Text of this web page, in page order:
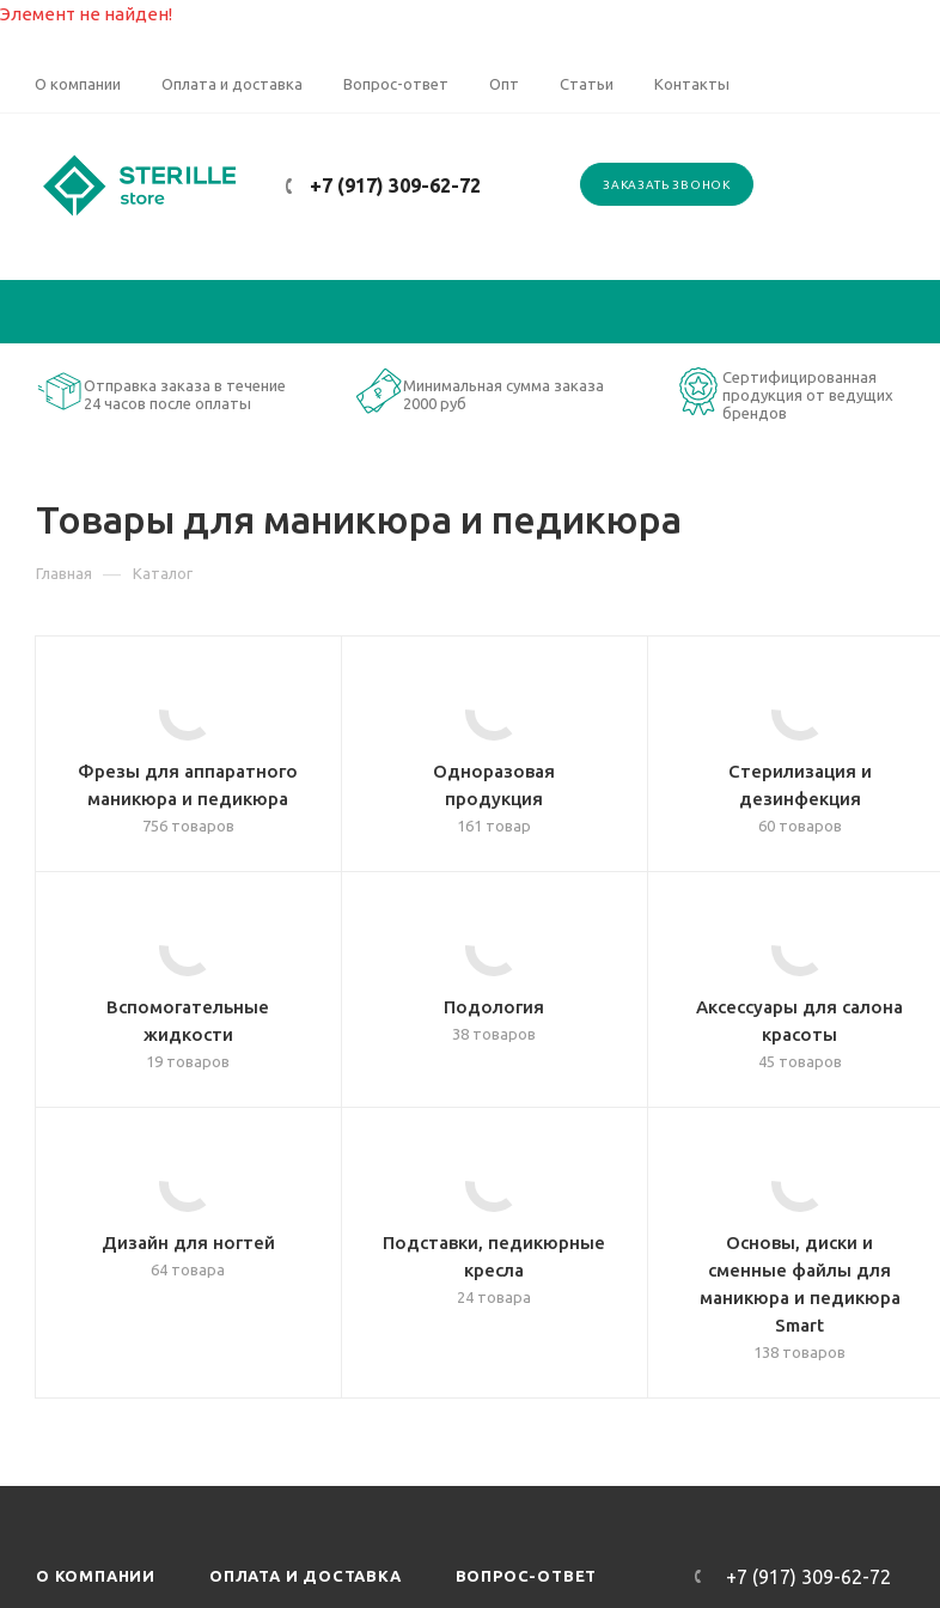
Элемент не найден!
О компании Оплата и доставка Вопрос-ответ Опт Статьи Контакты
+7 (917) 309-62-72 ЗАКАЗАТЬ ЗВОНОК
Отправка заказа в течение
24 часов после оплаты
Минимальная сумма заказа
2000 руб
Сертифицированная
продукция от ведущих
брендов
Товары для маникюра и педикюра
Главная — Каталог
Фрезы для аппаратного
маникюра и педикюра
756 товаров
Одноразовая
продукция
161 товар
Стерилизация и
дезинфекция
60 товаров
Вспомогательные
жидкости
19 товаров
Подология
38 товаров
Аксессуары для салона
красоты
45 товаров
Дизайн для ногтей
64 товара
Подставки, педикюрные
кресла
24 товара
Основы, диски и
сменные файлы для
маникюра и педикюра
Smart
138 товаров
О КОМПАНИИ ОПЛАТА И ДОСТАВКА ВОПРОС-ОТВЕТ +7 (917) 309-62-72